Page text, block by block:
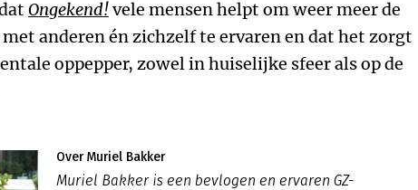
Ongekend!vele mensen helpt om weer meer de
anderen én zichzelf te ervaren en dat het zorgt
oppepper, zowel in huiselijke sfeer als op de
Over Muriel Bakker
Muriel Bakker is een bevlogen en ervaren GZ-